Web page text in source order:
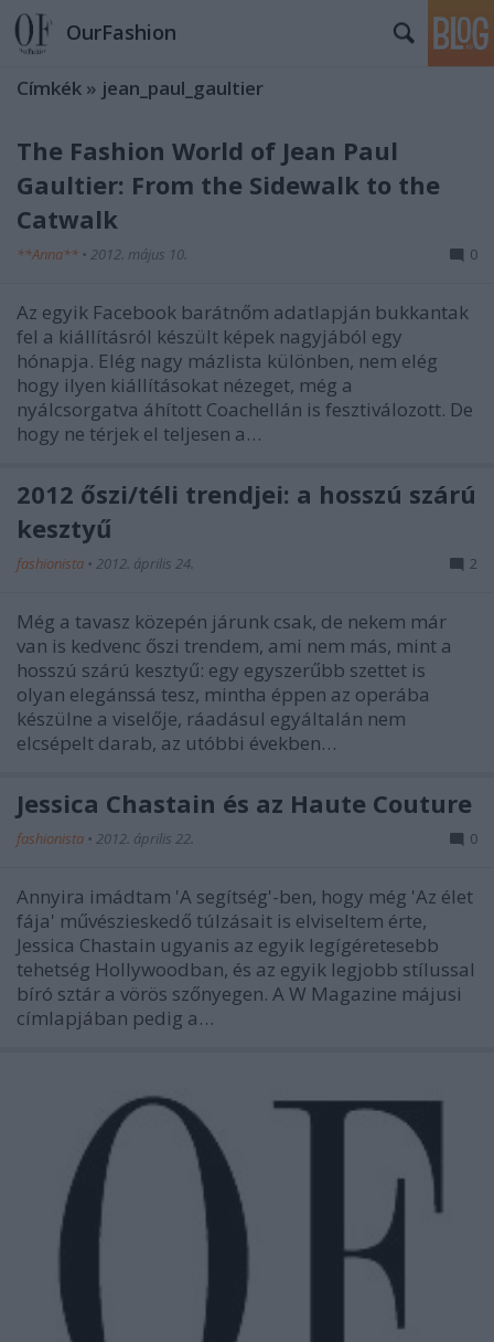
OurFashion
Címkék » jean_paul_gaultier
The Fashion World of Jean Paul
Gaultier: From the Sidewalk to the
Catwalk
**Anna** • 2012. május 10. 0
Az egyik Facebook barátnőm adatlapján bukkantak
fel a kiállításról készült képek nagyjából egy
hónapja. Elég nagy mázlista különben, nem elég
hogy ilyen kiállításokat nézeget, még a
nyálcsorgatva áhított Coachellán is fesztiválozott. De
hogy ne térjek el teljesen a…
2012 őszi/téli trendjei: a hosszú szárú
kesztyű
fashionista • 2012. április 24. 2
Még a tavasz közepén járunk csak, de nekem már
van is kedvenc őszi trendem, ami nem más, mint a
hosszú szárú kesztyű: egy egyszerűbb szettet is
olyan elegánssá tesz, mintha éppen az operába
készülne a viselője, ráadásul egyáltalán nem
elcsépelt darab, az utóbbi években…
Jessica Chastain és az Haute Couture
fashionista • 2012. április 22. 0
Annyira imádtam 'A segítség'-ben, hogy még 'Az élet
fája' művészieskedő túlzásait is elviseltem érte,
Jessica Chastain ugyanis az egyik legígéretesebb
tehetség Hollywoodban, és az egyik legjobb stílussal
bíró sztár a vörös szőnyegen. A W Magazine májusi
címlapjában pedig a…